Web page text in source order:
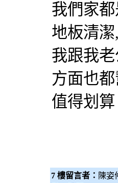
我們家
地板清
我跟我
方面也
值得划
7 樓留言者： 陳姿